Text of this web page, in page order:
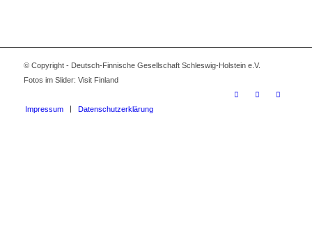
© Copyright - Deutsch-Finnische Gesellschaft Schleswig-Holstein e.V.
Fotos im Slider: Visit Finland
Impressum Datenschutzerklärung